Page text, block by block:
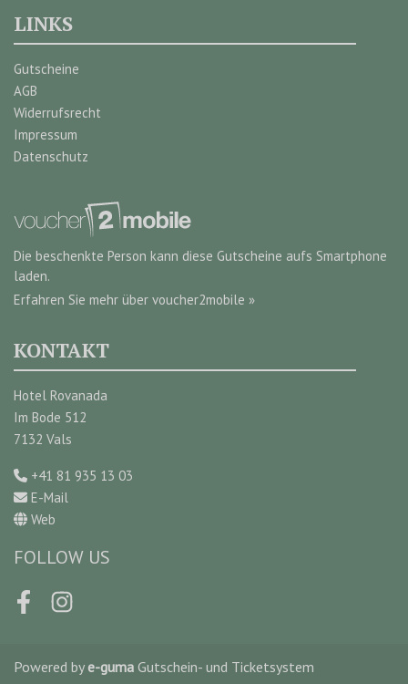
LINKS
Gutscheine
AGB
Widerrufsrecht
Impressum
Datenschutz
Die beschenkte Person kann diese Gutscheine aufs Smartphone
laden.
Erfahren Sie mehr über voucher2mobile »
KONTAKT
Hotel Rovanada
Im Bode 512
7132 Vals
+41 81 935 13 03
E-Mail
Web
FOLLOW US
FacebookInstagram
Powered bye-guma Gutschein- und Ticketsystem